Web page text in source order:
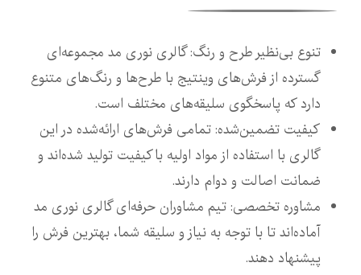
تنوع بی‌نظیر طرح و رنگ: گالری نوری مد مجموعه‌ای
گسترده از فرش‌های وینتیج با طرح‌ها و رنگ‌های متنوع
دارد که پاسخگوی سلیقه‌های مختلف است.
کیفیت تضمین‌شده: تمامی فرش‌های ارائه‌شده در این
گالری با استفاده از مواد اولیه باکیفیت تولید شده‌اند و
ضمانت اصالت و دوام دارند.
مشاوره تخصصی: تیم مشاوران حرفه‌ای گالری نوری مد
آماده‌اند تا با توجه به نیاز و سلیقه شما، بهترین فرش را
پیشنهاد دهند.